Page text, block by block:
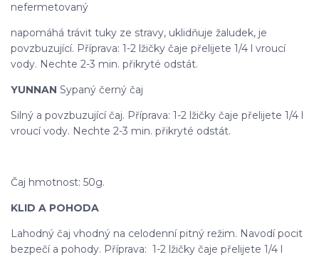
nefermetovaný
napomáhá trávit tuky ze stravy, uklidňuje žaludek, je
povzbuzující. Příprava: 1-2 lžičky čaje přelijete 1/4 l vroucí
vody. Nechte 2-3 min. přikryté odstát.
YUNNAN Sypaný černý čaj
Silný a povzbuzující čaj. Příprava: 1-2 lžičky čaje přelijete 1/4 l
vroucí vody. Nechte 2-3 min. přikryté odstát.
Čaj hmotnost: 50g.
KLID A POHODA
Lahodný čaj vhodný na celodenní pitný režim. Navodí pocit
bezpečí a pohody. Příprava: 1-2 lžičky čaje přelijete 1/4 l